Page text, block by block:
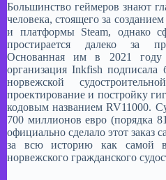
Большинство геймеров знают
человека, стоящего за
и платформы Steam, однако
простирается далеко за
Основанная им в 2021 году
организация Inkfish подписала
норвежской
проектирование и постройку
кодовым названием RV11000.
700 миллионов евро (порядка
официально сделало этот
за всю историю как самой
норвежского гражданского